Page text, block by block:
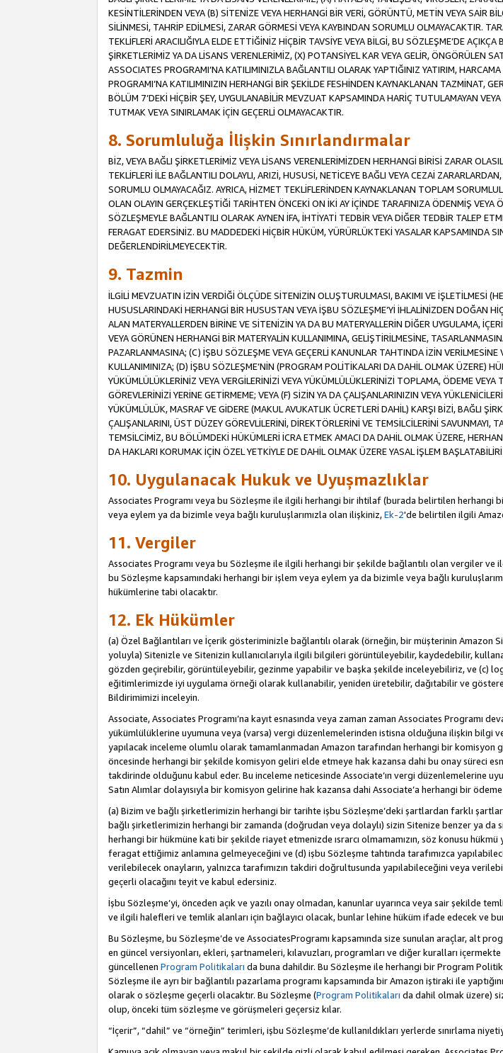
KESİNTİLERİNDEN VEYA (B) SİTENİZE VEYA HERHANGİ BİR VERİ, GÖRÜNTÜ, METİN VEYA SAİR
SİLİNMESİ, TAHRİP EDİLMESİ, ZARAR GÖRMESİ VEYA KAYBINDAN SORUMLU OLMAYACAKTIR.
TEKLİFLERİ ARACILIĞIYLA ELDE ETTİĞİNİZ HİÇBİR TAVSİYE VEYA BİLGİ, BU SÖZLEŞME’DE
ŞİRKETLERİMİZ YA DA LİSANS VERENLERİMİZ, (X) POTANSİYEL KAR VEYA GELİR, ÖNGÖRÜLEN
ASSOCIATES PROGRAMI’NA KATILIMINIZLA BAĞLANTILI OLARAK YAPTIĞINIZ YATIRIM,
PROGRAMI’NA KATILIMINIZIN HERHANGİ BİR ŞEKİLDE FESHİNDEN KAYNAKLANAN TAZMİNAT,
BÖLÜM 7’DEKİ HİÇBİR ŞEY, UYGULANABİLİR MEVZUAT KAPSAMINDA HARİÇ TUTULAMAYAN
TUTMAK VEYA SINIRLAMAK İÇİN GEÇERLİ OLMAYACAKTIR.
8. Sorumluluğa İlişkin Sınırlandırmalar
BİZ, VEYA BAĞLI ŞİRKETLERİMİZ VEYA LİSANS VERENLERİMİZDEN HERHANGİ BİRİSİ ZARAR
TEKLİFLERİ İLE BAĞLANTILI DOLAYLI, ARIZİ, HUSUSİ, NETİCEYE BAĞLI VEYA CEZAİ
SORUMLU OLMAYACAĞIZ. AYRICA, HİZMET TEKLİFLERİNDEN KAYNAKLANAN TOPLAM
OLAN OLAYIN GERÇEKLEŞTİĞİ TARİHTEN ÖNCEKİ ON İKİ AY İÇİNDE TARAFINIZA ÖDENMİŞ
SÖZLEŞMEYLE BAĞLANTILI OLARAK AYNEN İFA, İHTİYATİ TEDBİR VEYA DİĞER TEDBİR TALEP
FERAGAT EDERSİNİZ. BU MADDEDEKİ HİÇBİR HÜKÜM, YÜRÜRLÜKTEKİ YASALAR KAPSAMINDA
DEĞERLENDİRİLMEYECEKTİR.
9. Tazmin
İLGİLİ MEVZUATIN İZİN VERDİĞİ ÖLÇÜDE SİTENİZİN OLUŞTURULMASI, BAKIMI VE İŞLETİLMESİ
HUSUSLARINDAKİ HERHANGİ BİR HUSUSTAN VEYA İŞBU SÖZLEŞME’Yİ İHLALİNİZDEN DOĞAN
ALAN MATERYALLERDEN BİRİNE VE SİTENİZİN YA DA BU MATERYALLERİN DİĞER UYGULAMA,
VEYA GÖRÜNEN HERHANGİ BİR MATERYALİN KULLANIMINA, GELİŞTİRİLMESİNE,
PAZARLANMASINA; (C) İŞBU SÖZLEŞME VEYA GEÇERLİ KANUNLAR TAHTINDA İZİN
KULLANIMINIZA; (D) İŞBU SÖZLEŞME’NİN (PROGRAM POLİTİKALARI DA DAHİL OLMAK ÜZERE)
YÜKÜMLÜLÜKLERİNİZ VEYA VERGİLERİNİZİ VEYA YÜKÜMLÜLÜKLERİNİZİ TOPLAMA, ÖDEME
GÖREVLERİNİZİ YERİNE GETİRMEME; VEYA (F) SİZİN YA DA ÇALIŞANLARINIZIN VEYA
YÜKÜMLÜLÜK, MASRAF VE GİDERE (MAKUL AVUKATLIK ÜCRETLERİ DAHİL) KARŞI BİZİ, BAĞLI
ÇALIŞANLARINI, ÜST DÜZEY GÖREVLİLERİNİ, DİREKTÖRLERİNİ VE TEMSİLCİLERİNİ SAVUNMAYI,
TEMSİLCİMİZ, BU BÖLÜMDEKİ HÜKÜMLERİ İCRA ETMEK AMACI DA DAHİL OLMAK ÜZERE,
DA HAKLARI KORUMAK İÇİN ÖZEL YETKİYLE DE DAHİL OLMAK ÜZERE YASAL İŞLEM
10. Uygulanacak Hukuk ve Uyuşmazlıklar
Associates Programı veya bu Sözleşme ile ilgili herhangi bir ihtilaf (burada belirtilen herhangi
veya eylem ya da bizimle veya bağlı kuruluşlarımızla olan ilişkiniz,Ek-2'de belirtilen ilgili
11. Vergiler
Associates Programı veya bu Sözleşme ile ilgili herhangi bir şekilde bağlantılı olan vergiler
bu Sözleşme kapsamındaki herhangi bir işlem veya eylem ya da bizimle veya bağlı
hükümlerine tabi olacaktır.
12. Ek Hükümler
(a) Özel Bağlantıları ve İçerik gösteriminizle bağlantılı olarak (örneğin, bir müşterinin Amazon
yoluyla) Sitenizle ve Sitenizin kullanıcılarıyla ilgili bilgileri görüntüleyebilir, kaydedebilir,
gözden geçirebilir, görüntüleyebilir, gezinme yapabilir ve başka şekilde inceleyebiliriz, ve (c)
eğitimlerimizde iyi uygulama örneği olarak kullanabilir, yeniden üretebilir, dağıtabilir ve
Bildirimimizi inceleyin.
Associate, Associates Programı’na kayıt esnasında veya zaman zaman Associates Programı
yükümlülüklerine uyumuna veya (varsa) vergi düzenlemelerinden istisna olduğuna ilişkin bilgi
yapılacak inceleme olumlu olarak tamamlanmadan Amazon tarafından herhangi bir komisyon
öncesinde herhangi bir şekilde komisyon geliri elde etmeye hak kazansa dahi bu onay süreci
takdirinde olduğunu kabul eder. Bu inceleme neticesinde Associate’ın vergi düzenlemelerine
Satın Alımlar dolayısıyla bir komisyon gelirine hak kazansa dahi Associate’a herhangi bir ödeme
(a) Bizim ve bağlı şirketlerimizin herhangi bir tarihte işbu Sözleşme’deki şartlardan farklı
bağlı şirketlerimizin herhangi bir zamanda (doğrudan veya dolaylı) sizin Sitenize benzer ya
herhangi bir hükmüne kati bir şekilde riayet etmenizde ısrarcı olmamamızın, söz konusu
feragat ettiğimiz anlamına gelmeyeceğini ve (d) işbu Sözleşme tahtında tarafımızca
verilebilecek onayların, yalnızca tarafımızın takdiri doğrultusunda yapılabileceğini veya
geçerli olacağını teyit ve kabul edersiniz.
İşbu Sözleşme’yi, önceden açık ve yazılı onay olmadan, kanunlar uyarınca veya sair şekilde
ve ilgili halefleri ve temlik alanları için bağlayıcı olacak, bunlar lehine hüküm ifade edecek ve
Bu Sözleşme, bu Sözleşme’de ve AssociatesProgramı kapsamında size sunulan araçlar, alt
en güncel versiyonları, ekleri, şartnameleri, kılavuzları, programları ve diğer kuralları
güncellenen Program Politikaları da buna dahildir. Bu Sözleşme ile herhangi bir Program
Sözleşme ile ayrı bir bağlantılı pazarlama programı kapsamında bir Amazon iştiraki ile
olarak o sözleşme geçerli olacaktır. Bu Sözleşme (Program Politikaları da dahil olmak üzere)
olup, önceki tüm sözleşme ve görüşmeleri geçersiz kılar.
“İçerir”, “dahil” ve “örneğin” terimleri, işbu Sözleşme’de kullanıldıkları yerlerde sınırlama